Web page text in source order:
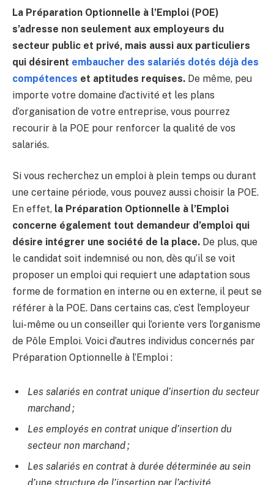
La Préparation Optionnelle à l’Emploi (POE)
s’adresse non seulement aux employeurs du
secteur public et privé, mais aussi aux particuliers
qui désirent embaucher des salariés dotés déjà des
compétences et aptitudes requises. De même, peu
importe votre domaine d’activité et les plans
d’organisation de votre entreprise, vous pourrez
recourir à la POE pour renforcer la qualité de vos
salariés.
Si vous recherchez un emploi à plein temps ou durant
une certaine période, vous pouvez aussi choisir la POE.
En effet, la Préparation Optionnelle à l’Emploi
concerne également tout demandeur d’emploi qui
désire intégrer une société de la place. De plus, que
le candidat soit indemnisé ou non, dès qu’il se voit
proposer un emploi qui requiert une adaptation sous
forme de formation en interne ou en externe, il peut se
référer à la POE. Dans certains cas, c’est l’employeur
lui-même ou un conseiller qui l’oriente vers l’organisme
de Pôle Emploi. Voici d’autres individus concernés par
Préparation Optionnelle à l’Emploi :
Les salariés en contrat unique d’insertion du secteur
marchand ;
Les employés en contrat unique d’insertion du
secteur non marchand ;
Les salariés en contrat à durée déterminée au sein